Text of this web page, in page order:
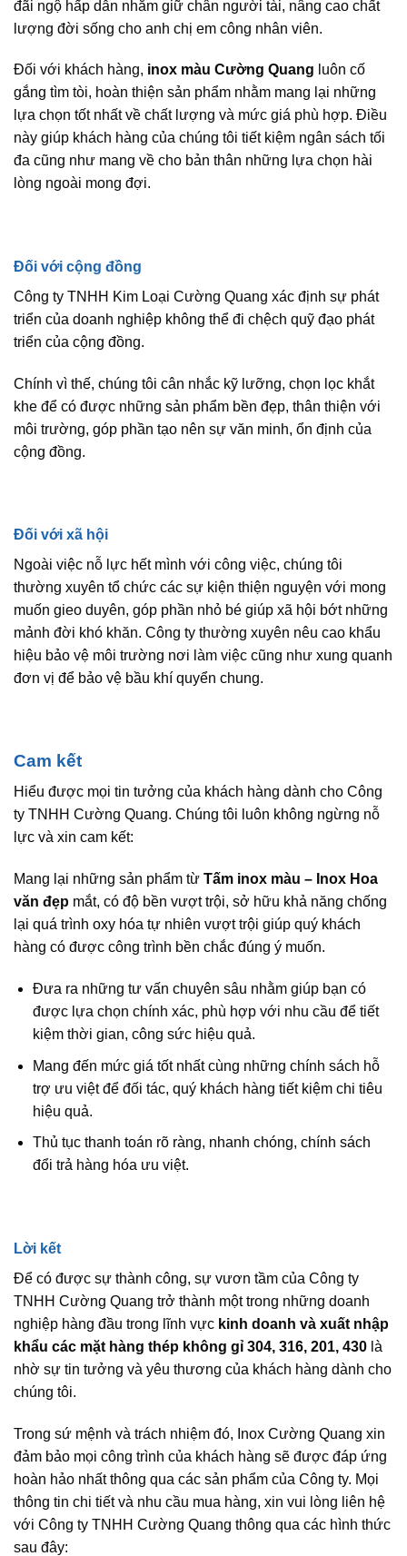
đãi ngộ hấp dẫn nhằm giữ chân người tài, nâng cao chất
lượng đời sống cho anh chị em công nhân viên.
Đối với khách hàng, inox màu Cường Quang luôn cố
gắng tìm tòi, hoàn thiện sản phẩm nhằm mang lại những
lựa chọn tốt nhất về chất lượng và mức giá phù hợp. Điều
này giúp khách hàng của chúng tôi tiết kiệm ngân sách tối
đa cũng như mang về cho bản thân những lựa chọn hài
lòng ngoài mong đợi.
Đối với cộng đồng
Công ty TNHH Kim Loại Cường Quang xác định sự phát
triển của doanh nghiệp không thể đi chệch quỹ đạo phát
triển của cộng đồng.
Chính vì thế, chúng tôi cân nhắc kỹ lưỡng, chọn lọc khắt
khe để có được những sản phẩm bền đẹp, thân thiện với
môi trường, góp phần tạo nên sự văn minh, ổn định của
cộng đồng.
Đối với xã hội
Ngoài việc nỗ lực hết mình với công việc, chúng tôi
thường xuyên tổ chức các sự kiện thiện nguyện với mong
muốn gieo duyên, góp phần nhỏ bé giúp xã hội bớt những
mảnh đời khó khăn. Công ty thường xuyên nêu cao khẩu
hiệu bảo vệ môi trường nơi làm việc cũng như xung quanh
đơn vị để bảo vệ bầu khí quyển chung.
Cam kết
Hiểu được mọi tin tưởng của khách hàng dành cho Công
ty TNHH Cường Quang. Chúng tôi luôn không ngừng nỗ
lực và xin cam kết:
Mang lại những sản phẩm từ Tấm inox màu – Inox Hoa
văn đẹp mắt, có độ bền vượt trội, sở hữu khả năng chống
lại quá trình oxy hóa tự nhiên vượt trội giúp quý khách
hàng có được công trình bền chắc đúng ý muốn.
Đưa ra những tư vấn chuyên sâu nhằm giúp bạn có
được lựa chọn chính xác, phù hợp với nhu cầu để tiết
kiệm thời gian, công sức hiệu quả.
Mang đến mức giá tốt nhất cùng những chính sách hỗ
trợ ưu việt để đối tác, quý khách hàng tiết kiệm chi tiêu
hiệu quả.
Thủ tục thanh toán rõ ràng, nhanh chóng, chính sách
đổi trả hàng hóa ưu việt.
Lời kết
Để có được sự thành công, sự vươn tầm của Công ty
TNHH Cường Quang trở thành một trong những doanh
nghiệp hàng đầu trong lĩnh vực kinh doanh và xuất nhập
khẩu các mặt hàng thép không gỉ 304, 316, 201, 430 là
nhờ sự tin tưởng và yêu thương của khách hàng dành cho
chúng tôi.
Trong sứ mệnh và trách nhiệm đó, Inox Cường Quang xin
đảm bảo mọi công trình của khách hàng sẽ được đáp ứng
hoàn hảo nhất thông qua các sản phẩm của Công ty. Mọi
thông tin chi tiết và nhu cầu mua hàng, xin vui lòng liên hệ
với Công ty TNHH Cường Quang thông qua các hình thức
sau đây: